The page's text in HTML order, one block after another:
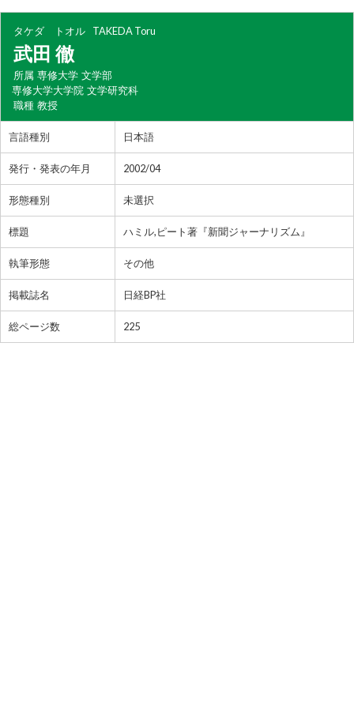
タケダ トオル TAKEDA Toru
武田 徹
所属 専修大学 文学部
専修大学大学院 文学研究科
職種 教授
言語種別 日本語
発行・発表の年月 2002/04
形態種別 未選択
標題 ハミル,ピート著『新聞ジャーナリズム』
執筆形態 その他
掲載誌名 日経BP社
総ページ数 225